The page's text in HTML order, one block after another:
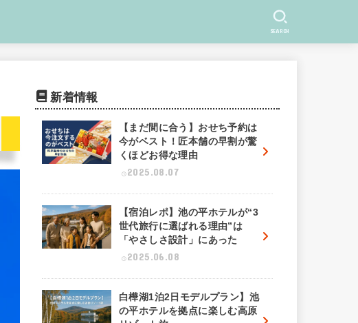
SEARCH
新着情報
【まだ間に合う】おせち予約は
今がベスト！匠本舗の早割が驚
くほどお得な理由
2025.08.07
【宿泊レポ】池の平ホテルが“3
世代旅行に選ばれる理由”は
「やさしさ設計」にあった
2025.06.08
白樺湖1泊2日モデルプラン】池
の平ホテルを拠点に楽しむ高原